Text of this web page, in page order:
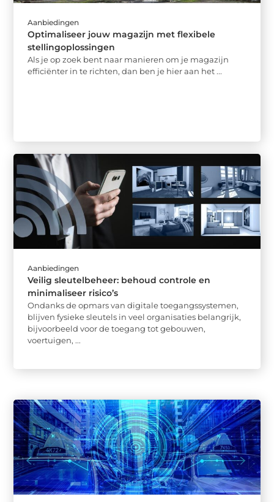
Aanbiedingen
Optimaliseer jouw magazijn met flexibele
stellingoplossingen
Als je op zoek bent naar manieren om je magazijn
efficiënter in te richten, dan ben je hier aan het ...
Aanbiedingen
Veilig sleutelbeheer: behoud controle en
minimaliseer risico’s
Ondanks de opmars van digitale toegangssystemen,
blijven fysieke sleutels in veel organisaties belangrijk,
bijvoorbeeld voor de toegang tot gebouwen,
voertuigen, ...